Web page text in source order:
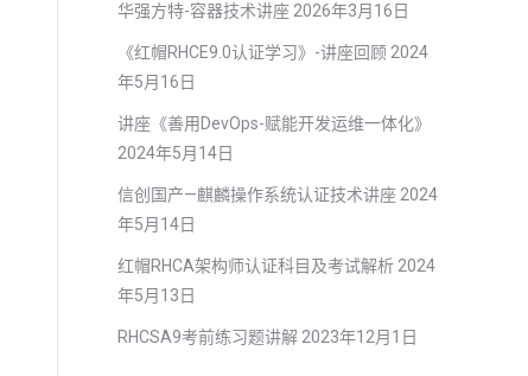
华强方特-容器技术讲座 2026年3月16日
《红帽RHCE9.0认证学习》-讲座回顾 2024
年5月16日
讲座《善用DevOps-赋能开发运维一体化》
2024年5月14日
信创国产—麒麟操作系统认证技术讲座 2024
年5月14日
红帽RHCA架构师认证科目及考试解析 2024
年5月13日
RHCSA9考前练习题讲解 2023年12月1日